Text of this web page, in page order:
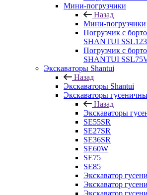
Мини-погрузчики
Назад
Мини-погрузчики
Погрузчик с
SHANTUI
Погрузчик с
SHANTUI
Экскаваторы Shantui
Назад
Экскаваторы Shantui
Экскаваторы
Назад
Экскаваторы
SE55SR
SE27SR
SE36SR
SE60W
SE75
SE85
Экскаватор
Экскаватор
Экскаватор